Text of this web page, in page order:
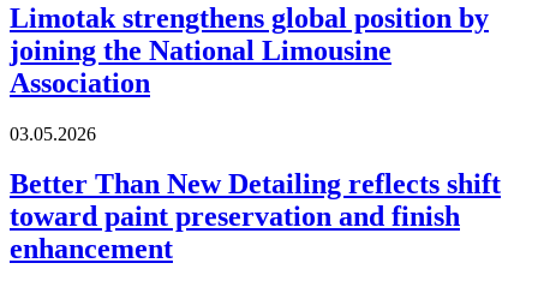
Limotak strengthens global position by
joining the National Limousine
Association
03.05.2026
Better Than New Detailing reflects shift
toward paint preservation and finish
enhancement